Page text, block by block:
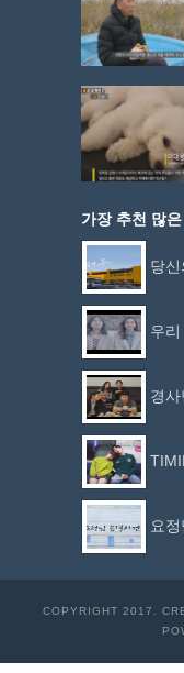
가장 추천 많
당신
우
경사
요
COPYRIGHT 2017.